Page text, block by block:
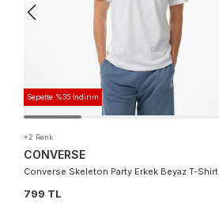
Sepette %35 İndirim
+2 Renk
CONVERSE
Converse Skeleton Party Erkek Beyaz T-Shirt
799 TL